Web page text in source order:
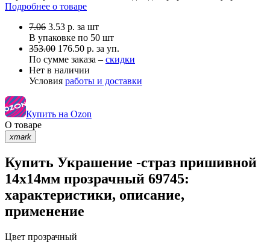
Подробнее о товаре
7.06 3.53 р. за шт
В упаковке по 50 шт
353.00 176.50 р. за уп.
По сумме заказа – скидки
Нет в наличии
Условия работы и доставки
Купить на Ozon
О товаре
xmark
Купить Украшение -страз пришивной
14х14мм прозрачный 69745:
характеристики, описание,
применение
Цвет прозрачный